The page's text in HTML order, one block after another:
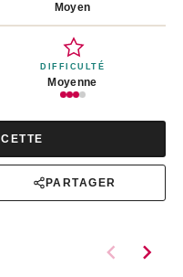
Moyen
DIFFICULTÉ
Moyenne
PARTAGER